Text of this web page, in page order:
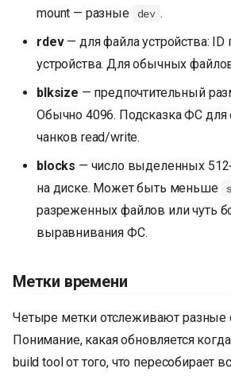
mount — разные dev .
rdev— для файла устройства: ID
устройства. Для обычных
blksize — предпочтительный
Обычно 4096. Подсказка ФС для
чанков read/write.
blocks — число выделенных
на диске. Может быть меньше
разреженных файлов или чуть
выравнивания ФС.
Метки времени
Четыре метки отслеживают разные
Понимание, какая обновляется
build tool от того, что пересобирает